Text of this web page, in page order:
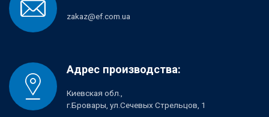
zakaz@ef.com.ua
Адрес производства:
Киевская обл.,
г.Бровары, ул.Сечевых Стрельцов, 1